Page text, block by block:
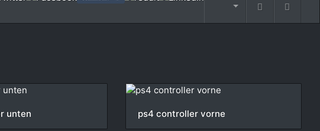
unten ps4 controller vorne